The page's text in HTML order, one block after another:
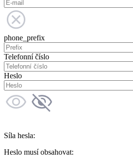
phone_prefix
Telefonní číslo
Heslo
Síla hesla:
Heslo musí obsahovat: